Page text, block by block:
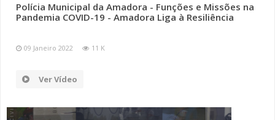
Polícia Municipal da Amadora - Funções e Missões na
Pandemia COVID-19 - Amadora Liga à Resiliência
09 Janeiro 2022 11 K
Ver Vídeo